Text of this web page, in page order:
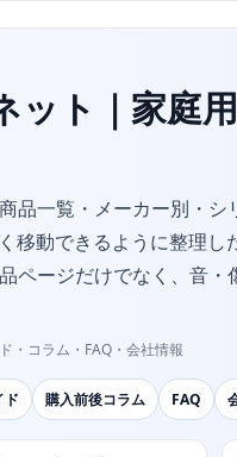
ット｜家庭
品一覧・メーカー別・シ
移動できるように整理し
ページだけでなく、音
・コラム・FAQ・会社情報
ド 購入前後コラム FAQ